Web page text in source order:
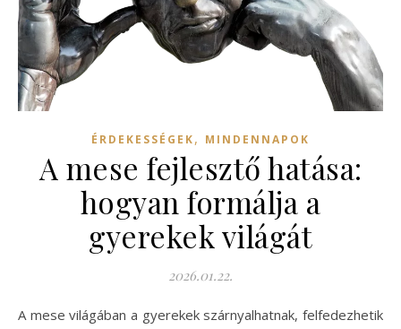
ÉRDEKESSÉGEK, MINDENNAPOK
A mese fejlesztő hatása:
hogyan formálja a
gyerekek világát
2026.01.22.
A mese világában a gyerekek szárnyalhatnak, felfedezhetik